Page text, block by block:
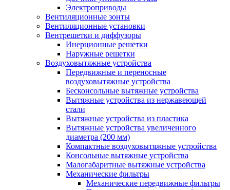
Электроприводы
Вентиляционные зонты
Вентиляционные установки
Вентрешетки и диффузоры
Инерционные решетки
Наружные решетки
Воздуховытяжные устройства
Передвижные и переносные
воздуховытяжные устройства
Бесконсольные вытяжные устройства
Вытяжные устройства из нержавеющей
стали
Вытяжные устройства из пластика
Вытяжные устройства увеличенного
диаметра (200 мм)
Компактные воздуховытяжные устройства
Консольные вытяжные устройства
Малогабаритные вытяжные устройства
Механические фильтры
Механические передвижные фильтры